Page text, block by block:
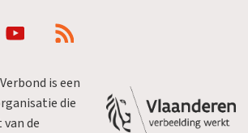
is een
die
de